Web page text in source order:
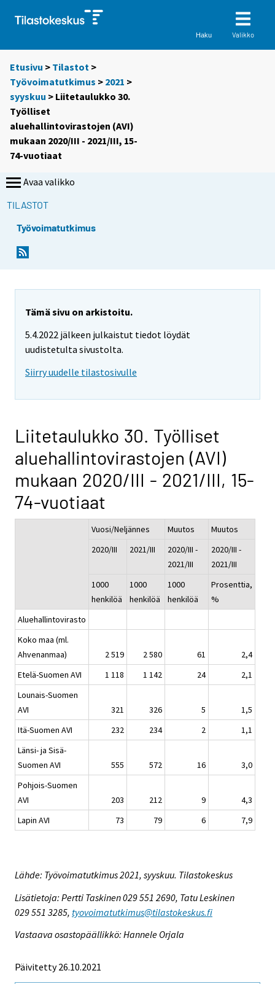
Haku Valikko
Etusivu > Tilastot >
Työvoimatutkimus > 2021 >
syyskuu > Liitetaulukko 30.
Työlliset
aluehallintovirastojen (AVI)
mukaan 2020/III - 2021/III, 15-
74-vuotiaat
Avaa valikko
TILASTOT
Työvoimatutkimus
Tämä sivu on arkistoitu.
5.4.2022 jälkeen julkaistut tiedot löydät
uudistetulta sivustolta.
Siirry uudelle tilastosivulle
Liitetaulukko 30. Työlliset
aluehallintovirastojen (AVI)
mukaan 2020/III - 2021/III, 15-
74-vuotiaat
Vuosi/Neljännes Muutos
Muutos
2020/III
2021/III
2020/III -
2021/III
2020/III -
2021/III
1000
henkilöä
1000
henkilöä
1000
henkilöä
Prosenttia,
%
Aluehallintovirasto
Koko maa (ml.
Ahvenanmaa)
2 519 2 580 61
2,4
Etelä-Suomen AVI
1 118 1 142 24
2,1
Lounais-Suomen
AVI
321 326 5
1,5
Itä-Suomen AVI
232 234 2
1,1
Länsi- ja Sisä-
Suomen AVI
555 572 16
3,0
Pohjois-Suomen
AVI
203 212 9
4,3
Lapin AVI
73 79 6 7,9
Lähde: Työvoimatutkimus 2021, syyskuu. Tilastokeskus
Lisätietoja: Pertti Taskinen 029 551 2690, Tatu Leskinen
029 551 3285, tyovoimatutkimus@tilastokeskus.fi
Vastaava osastopäällikkö: Hannele Orjala
Päivitetty 26.10.2021